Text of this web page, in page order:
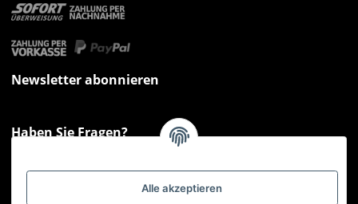
Alle akzeptieren
Newsletter abonnieren
Haben Sie Fragen?
Montag - Freitag: 09:00 - 17:00 Uhr
Hotline 📞